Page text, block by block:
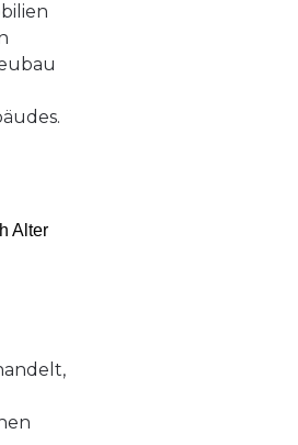
Alter